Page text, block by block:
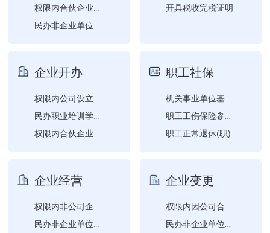
民办非企业单位成立登记
开具税收完税证明
企业开办
民办职业培训学校设立审批
权限内合伙企业设立登记
权限内公司备案
职工社保
职工工伤保险参保登记
职工正常退休(职)申请
职工参保登记
企业经营
权限内非公司企业法人备案
民办非企业单位的变更登记...
企业变更
权限内因公司合并（分立）...
民办非企业单位的变更登记...